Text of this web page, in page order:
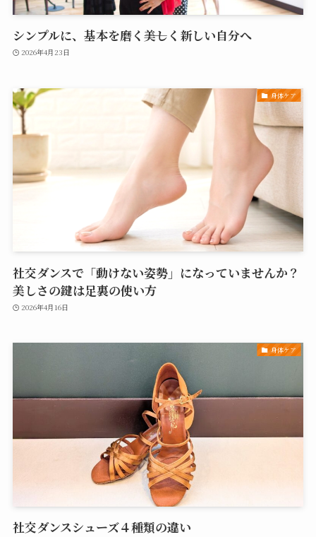
シンプルに、基本を磨く――美しく新しい自分へ
2026年4月23日
身体ケア
社交ダンスで「動けない姿勢」になっていませんか？
美しさの鍵は足裏の使い方
2026年4月16日
身体ケア
社交ダンスシューズ４種類の違い